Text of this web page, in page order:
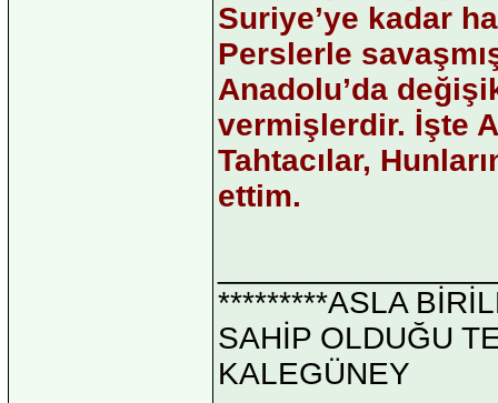
Suriye’ye kadar
Perslerle
Anadolu’da
vermişlerdir. İşte
Tahtacılar,
ettim.
*********ASLA
SAHİP OLDUĞU
KALEGÜNEY